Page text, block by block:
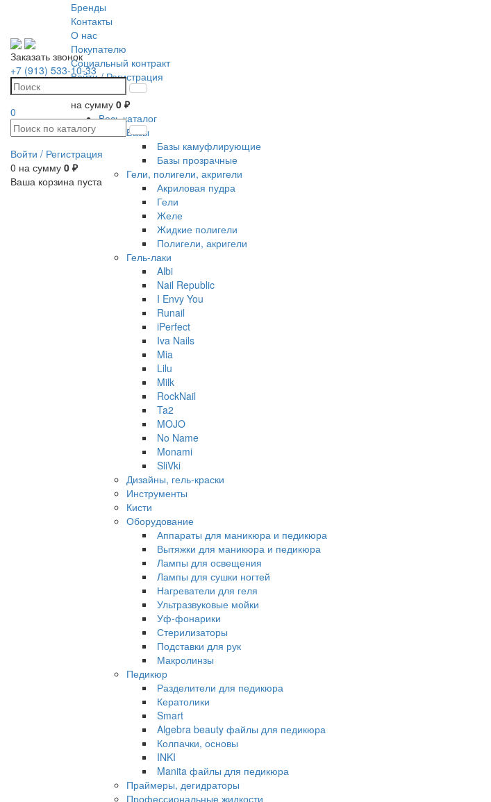
Бренды
Контакты
О нас
Покупателю
Социальный контракт
Войти / Регистрация
0
на сумму 0 ₽
Заказать звонок
+7 (913) 533-10-33
0
Войти / Регистрация
0 на сумму 0 ₽
Ваша корзина пуста
Весь каталог
Базы
Базы камуфлирующие
Базы прозрачные
Гели, полигели, акригели
Акриловая пудра
Гели
Желе
Жидкие полигели
Полигели, акригели
Гель-лаки
Albi
Nail Republic
I Envy You
Runail
iPerfect
Iva Nails
Mia
Lilu
Milk
RockNail
Ta2
MOJO
No Name
Monami
SliVki
Дизайны, гель-краски
Инструменты
Кисти
Оборудование
Аппараты для маникюра и педикюра
Вытяжки для маникюра и педикюра
Лампы для освещения
Лампы для сушки ногтей
Нагреватели для геля
Ультразвуковые мойки
Уф-фонарики
Стерилизаторы
Подставки для рук
Макролинзы
Педикюр
Разделители для педикюра
Кератолики
Smart
Algebra beauty файлы для педикюра
Колпачки, основы
INKI
Manita файлы для педикюра
Праймеры, дегидраторы
Профессиональные жидкости